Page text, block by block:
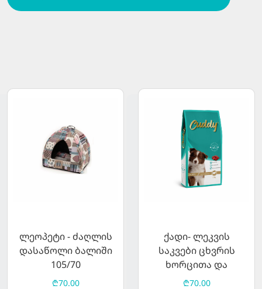
ლეოპეტი - ძაღლის
დასაწოლი ბალიში
105/70
₾70.00
ქადი- ლეკვის
საკვები ცხვრის
ხორცითა და
ბრინჯით 15კგ
₾70.00